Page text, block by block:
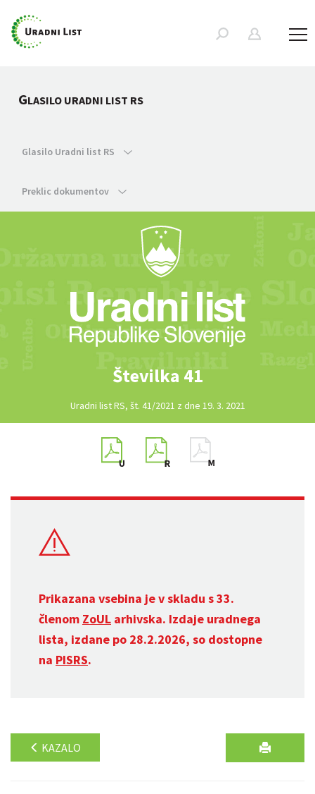
GLASILO URADNI LIST RS
Glasilo Uradni list RS
Preklic dokumentov
Številka 41
Uradni list RS, št. 41/2021 z dne 19. 3. 2021
Prikazana vsebina je v skladu s 33.
členom ZoUL arhivska. Izdaje uradnega
lista, izdane po 28.2.2026, so dostopne
na PISRS.
KAZALO